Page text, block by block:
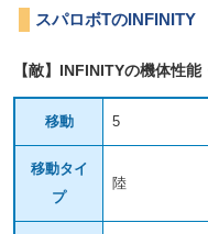
スパロボTのINFINITY
【敵】INFINITYの機体性能
移動 5
移動タイ
プ
陸